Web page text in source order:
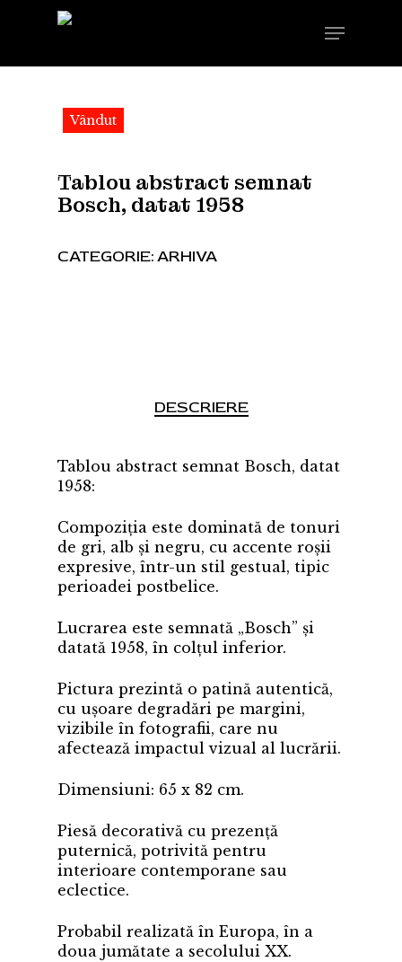
content
Menu
Vândut
Tablou abstract semnat
Bosch, datat 1958
CATEGORIE:ARHIVA
DESCRIERE
Tablou abstract semnat Bosch, datat
1958:
Compoziția este dominată de tonuri
de gri, alb și negru, cu accente roșii
expresive, într-un stil gestual, tipic
perioadei postbelice.
Lucrarea este semnată „Bosch” și
datată 1958, în colțul inferior.
Pictura prezintă o patină autentică,
cu ușoare degradări pe margini,
vizibile în fotografii, care nu
afectează impactul vizual al lucrării.
Dimensiuni: 65 x 82 cm.
Piesă decorativă cu prezență
puternică, potrivită pentru
interioare contemporane sau
eclectice.
Probabil realizată în Europa, în a
doua jumătate a secolului XX.